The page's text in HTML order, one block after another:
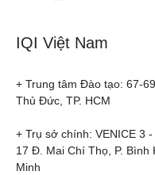
IQI Việt Nam
+ Trung tâm Đào tạo: 67-
Thủ Đức, TP. HCM
+ Trụ sở chính: VENICE 3
17 Đ. Mai Chí Thọ, P. Bình
Minh